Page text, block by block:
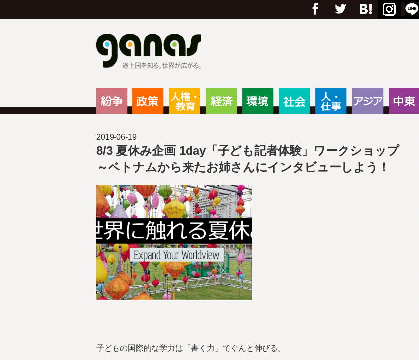
フェイスブック
Twitter Google+はてブ
政策 社会
2019-06-19
8/3 夏休み企画 1day「子ども記者体験」ワークショップ
～ベトナムから来たお姉さんにインタビューしよう！
子どもの国際的な学力は「書く力」でぐんと伸びる。